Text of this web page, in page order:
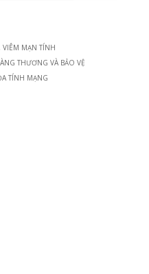
MẠN TÍNH
THƯƠNG VÀ BẢO VỆ
TÍNH MẠNG